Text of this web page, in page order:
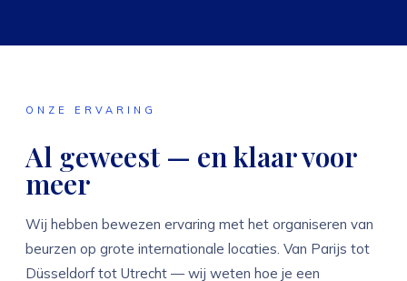
ONZE ERVARING
Al geweest — en klaar voor
meer
Wij hebben bewezen ervaring met het organiseren van
beurzen op grote internationale locaties. Van Parijs tot
Düsseldorf tot Utrecht — wij weten hoe je een